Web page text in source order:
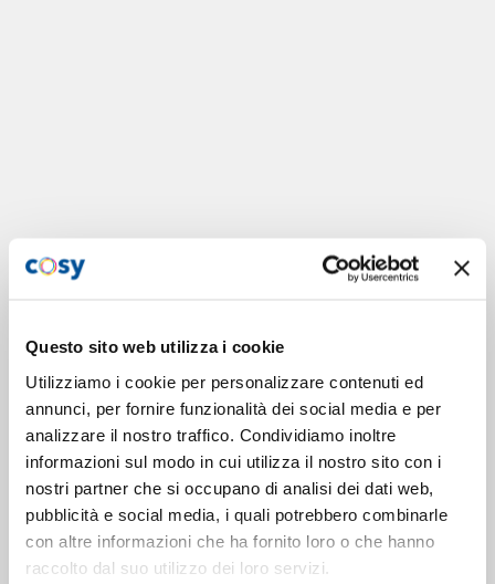
Questo sito web utilizza i cookie
Utilizziamo i cookie per personalizzare contenuti ed
annunci, per fornire funzionalità dei social media e per
analizzare il nostro traffico. Condividiamo inoltre
informazioni sul modo in cui utilizza il nostro sito con i
nostri partner che si occupano di analisi dei dati web,
pubblicità e social media, i quali potrebbero combinarle
con altre informazioni che ha fornito loro o che hanno
raccolto dal suo utilizzo dei loro servizi.